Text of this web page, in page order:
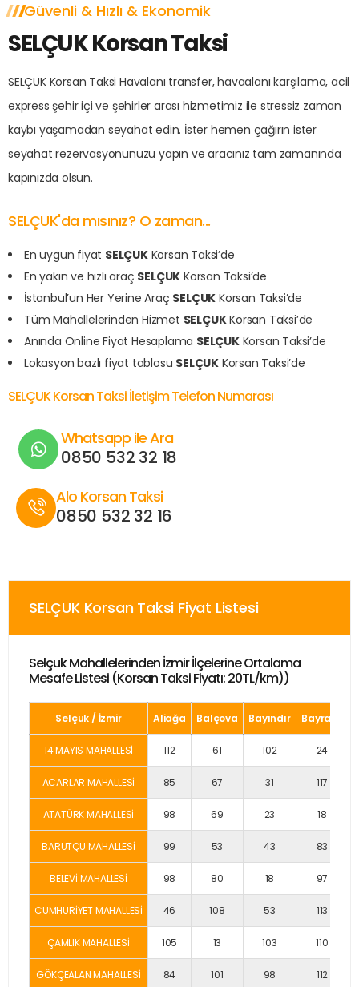
Güvenli & Hızlı & Ekonomik
SELÇUK Korsan Taksi
SELÇUK Korsan Taksi Havalanı transfer, havaalanı karşılama, acil
express şehir içi ve şehirler arası hizmetimiz ile stressiz zaman
kaybı yaşamadan seyahat edin. İster hemen çağırın ister
seyahat rezervasyonunuzu yapın ve aracınız tam zamanında
kapınızda olsun.
SELÇUK'da mısınız? O zaman...
En uygun fiyat SELÇUKKorsan Taksi’de
En yakın ve hızlı araç SELÇUK Korsan Taksi’de
İstanbul’un Her Yerine Araç SELÇUK Korsan Taksi’de
Tüm Mahallelerinden Hizmet SELÇUKKorsan Taksi’de
Anında Online Fiyat Hesaplama SELÇUKKorsan Taksi’de
Lokasyon bazlı fiyat tablosu SELÇUK Korsan Taksi’de
SELÇUK Korsan Taksi İletişim Telefon Numarası
Whatsapp ile Ara
0850 532 32 18
Alo Korsan Taksi
0850 532 32 16
SELÇUK Korsan Taksi Fiyat Listesi
Selçuk Mahallelerinden İzmir İlçelerine Ortalama
Mesafe Listesi (Korsan Taksi Fiyatı: 20TL/km))
Selçuk / İzmir Aliağa Balçova Bayındır Bayraklı
14 MAYIS MAHALLESİ 112 61 102 24
ACARLAR MAHALLESİ 85 67 31 117
ATATÜRK MAHALLESİ 98 69 23 18
BARUTÇU MAHALLESİ 99 53 43 83
BELEVİ MAHALLESİ 98 80 18 97
CUMHURİYET MAHALLESİ 46 108 53 113
ÇAMLIK MAHALLESİ 105 13 103 110
GÖKÇEALAN MAHALLESİ 84 101 98 112